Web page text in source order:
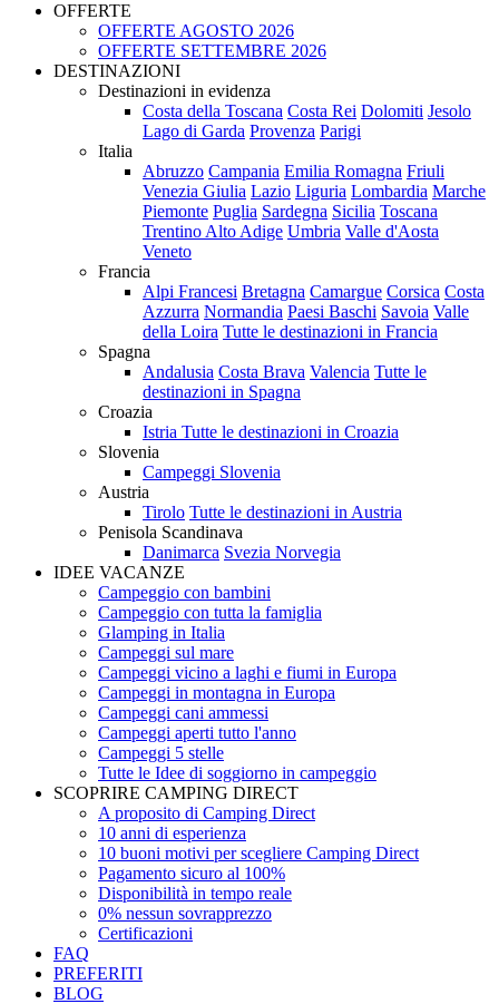
OFFERTE
OFFERTE AGOSTO 2026
OFFERTE SETTEMBRE 2026
DESTINAZIONI
Destinazioni in evidenza
Costa della Toscana Costa Rei Dolomiti Jesolo
Lago di Garda Provenza Parigi
Italia
Abruzzo Campania Emilia Romagna Friuli
Venezia Giulia Lazio Liguria Lombardia Marche
Piemonte Puglia Sardegna Sicilia Toscana
Trentino Alto Adige Umbria Valle d'Aosta
Veneto
Francia
Alpi Francesi Bretagna Camargue Corsica Costa
Azzurra Normandia Paesi Baschi Savoia Valle
della Loira Tutte le destinazioni in Francia
Spagna
Andalusia Costa Brava Valencia Tutte le
destinazioni in Spagna
Croazia
Istria Tutte le destinazioni in Croazia
Slovenia
Campeggi Slovenia
Austria
Tirolo Tutte le destinazioni in Austria
Penisola Scandinava
Danimarca Svezia Norvegia
IDEE VACANZE
Campeggio con bambini
Campeggio con tutta la famiglia
Glamping in Italia
Campeggi sul mare
Campeggi vicino a laghi e fiumi in Europa
Campeggi in montagna in Europa
Campeggi cani ammessi
Campeggi aperti tutto l'anno
Campeggi 5 stelle
Tutte le Idee di soggiorno in campeggio
SCOPRIRE CAMPING DIRECT
A proposito di Camping Direct
10 anni di esperienza
10 buoni motivi per scegliere Camping Direct
Pagamento sicuro al 100%
Disponibilità in tempo reale
0% nessun sovrapprezzo
Certificazioni
FAQ
PREFERITI
BLOG